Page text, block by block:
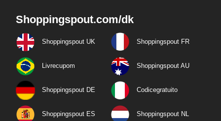
Shoppingspout.com/dk
Shoppingspout UK Shoppingspout FR
Livrecupom Shoppingspout AU
Shoppingspout DE Codicegratuito
Shoppingspout ES Shoppingspout NL